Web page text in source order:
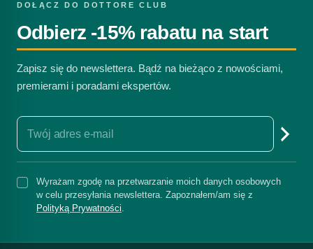
DOŁĄCZ DO DOTTORE CLUB
Odbierz -15% rabatu na start
Zapisz się do newslettera. Bądź na bieżąco z nowościami,
premierami i poradami ekspertów.
Wyrażam zgodę na przetwarzanie moich danych osobowych
w celu przesyłania newslettera. Zapoznałem/am się z
Polityką Prywatności.